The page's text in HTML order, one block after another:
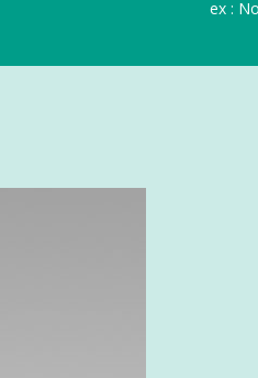
r
ex :